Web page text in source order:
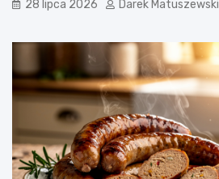
28 lipca 2026 Darek Matuszewski